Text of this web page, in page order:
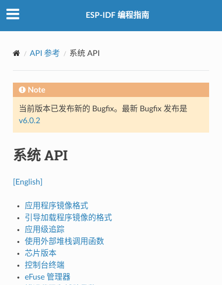
ESP-IDF 编程指南
API 参考 系统 API
Note
当前版本已发布新的 Bugfix。最新 Bugfix 发布是
v6.0.2
系统 API
[English]
应用程序镜像格式
引导加载程序镜像的格式
应用级追踪
使用外部堆栈调用函数
芯片版本
控制台终端
eFuse 管理器